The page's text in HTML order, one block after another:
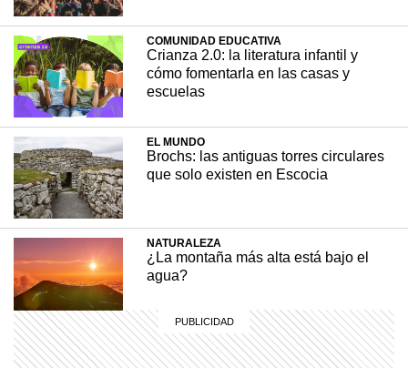
También conocida como la Catedral del Mar, la
basílica resistió al paso del tiempo,
incluyendo terremotos y un incendio
provocado durante la Guerra Civil española.
EL MUNDO 30 julio, 2024
COMUNIDAD EDUCATIVA
Crianza 2.0: la literatura infantil y
cómo fomentarla en las casas y
escuelas
EL MUNDO
Brochs: las antiguas torres circulares
que solo existen en Escocia
NATURALEZA
¿La montaña más alta está bajo el
agua?
SABER MAS
¿Qué diferencia hay entre una